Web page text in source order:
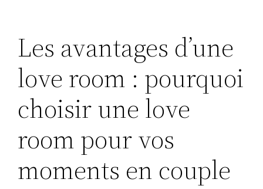
Les avantages d’une
love room : pourquoi
choisir une love
room pour vos
moments en couple